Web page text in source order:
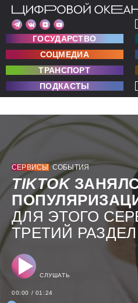
ГОСУДАРСТВО
СОЦМЕДИА
ТРАНСПОРТ
ПОДКАСТЫ
СЕРВИСЫ СОБЫТИЯ
TIKTOK
ДЛЯ ЭТОГО
ТРЕТИЙ РАЗДЕЛ
СЛУШАТЬ
00:00 / 01:24